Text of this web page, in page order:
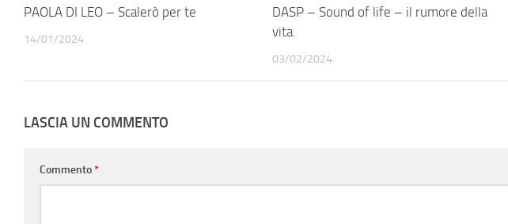
PAOLA DI LEO – Scalerò per te
14/01/2024
DASP – Sound of life – il rumore della
vita
03/02/2024
LASCIA UN COMMENTO
Commento*